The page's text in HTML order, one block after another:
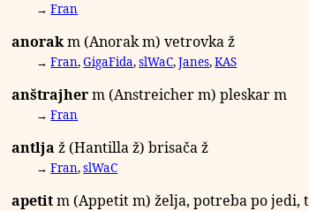
→Fran
anorakm (Anorakm) vetrovkaž
→Fran,GigaFida,slWaC,Janes,KAS
anštrajherm (Anstreicherm) pleskarm
→Fran
antlja ž (Hantillaž) brisačaž
→Fran,slWaC
apetitm (Appetitm) želja, potreba po jedi,